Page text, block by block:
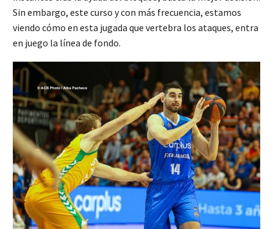
Sin embargo, este curso y con más frecuencia, estamos
viendo cómo en esta jugada que vertebra los ataques, entra
en juego la línea de fondo.